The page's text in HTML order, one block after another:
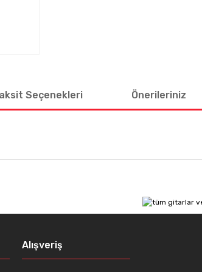
Seçenekleri Önerileriniz
Yorum Yaz
Alışveriş